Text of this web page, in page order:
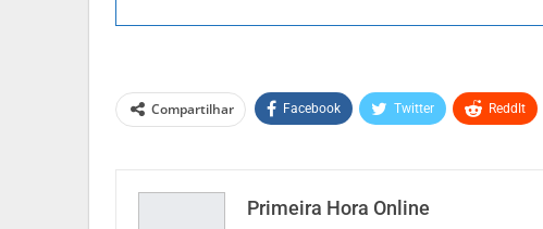
Compartilhar Facebook Twitter ReddIt
Primeira Hora Online